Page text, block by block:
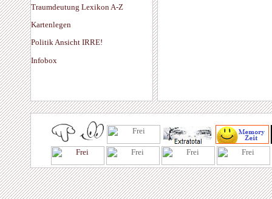
Traumdeutung Lexikon A-Z
Kartenlegen
Politik Ansicht IRRE!
Infobox